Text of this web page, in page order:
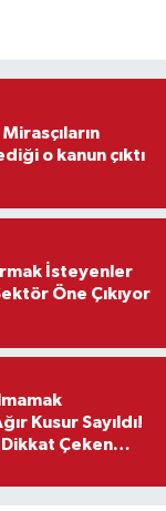
o kanun çıktı
İsteyenler
Öne Çıkıyor
Kusur Sayıldı!
Dikkat Çeken